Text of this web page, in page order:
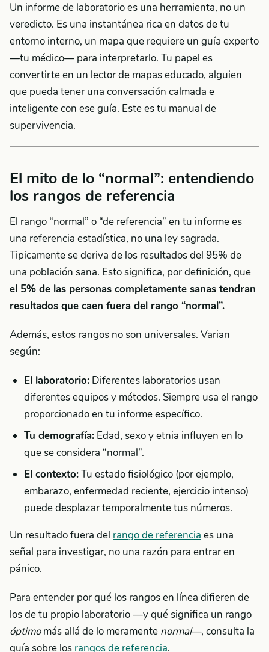
Un informe de laboratorio es una herramienta, no un
veredicto. Es una instantánea rica en datos de tu
entorno interno, un mapa que requiere un guía experto
—tu médico— para interpretarlo. Tu papel es
convertirte en un lector de mapas educado, alguien
que pueda tener una conversación calmada e
inteligente con ese guía. Este es tu manual de
supervivencia.
El mito de lo “normal”: entendiendo
los rangos de referencia
El rango “normal” o “de referencia” en tu informe es
una referencia estadística, no una ley sagrada.
Tipicamente se deriva de los resultados del 95% de
una población sana. Esto significa, por definición, que
el 5% de las personas completamente sanas tendran
resultados que caen fuera del rango “normal”.
Además, estos rangos no son universales. Varian
según:
El laboratorio: Diferentes laboratorios usan
diferentes equipos y métodos. Siempre usa el rango
proporcionado en tu informe específico.
Tu demografía: Edad, sexo y etnia influyen en lo
que se considera “normal”.
El contexto:Tu estado fisiológico (por ejemplo,
embarazo, enfermedad reciente, ejercicio intenso)
puede desplazar temporalmente tus números.
Un resultado fuera del rango de referencia es una
señal para investigar, no una razón para entrar en
pánico.
Para entender por qué los rangos en línea difieren de
los de tu propio laboratorio —y qué significa un rango
óptimomás allá de lo meramente normal—, consulta la
guía sobre los rangos de referencia.